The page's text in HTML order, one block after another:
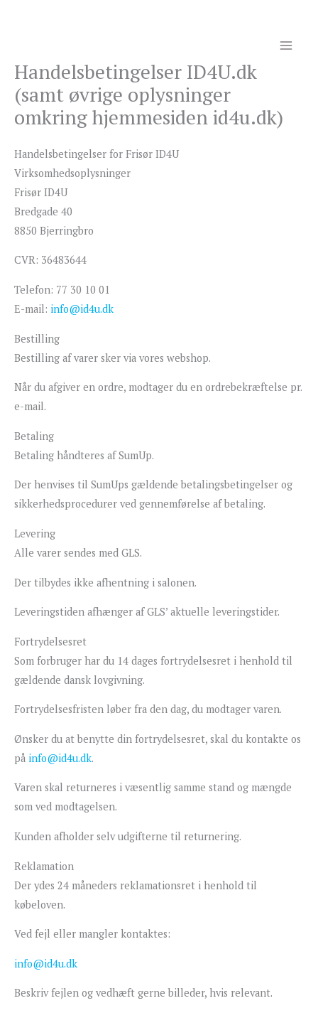
Handelsbetingelser ID4U.dk
(samt øvrige oplysninger
omkring hjemmesiden id4u.dk)
Handelsbetingelser for Frisør ID4U
Virksomhedsoplysninger
Frisør ID4U
Bredgade 40
8850 Bjerringbro
CVR: 36483644
Telefon: 77 30 10 01
E-mail: info@id4u.dk
Bestilling
Bestilling af varer sker via vores webshop.
Når du afgiver en ordre, modtager du en ordrebekræftelse pr.
e-mail.
Betaling
Betaling håndteres af SumUp.
Der henvises til SumUps gældende betalingsbetingelser og
sikkerhedsprocedurer ved gennemførelse af betaling.
Levering
Alle varer sendes med GLS.
Der tilbydes ikke afhentning i salonen.
Leveringstiden afhænger af GLS’ aktuelle leveringstider.
Fortrydelsesret
Som forbruger har du 14 dages fortrydelsesret i henhold til
gældende dansk lovgivning.
Fortrydelsesfristen løber fra den dag, du modtager varen.
Ønsker du at benytte din fortrydelsesret, skal du kontakte os
på info@id4u.dk.
Varen skal returneres i væsentlig samme stand og mængde
som ved modtagelsen.
Kunden afholder selv udgifterne til returnering.
Reklamation
Der ydes 24 måneders reklamationsret i henhold til
købeloven.
Ved fejl eller mangler kontaktes:
info@id4u.dk
Beskriv fejlen og vedhæft gerne billeder, hvis relevant.